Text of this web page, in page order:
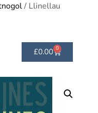
/ Llinellau
£0.00 0